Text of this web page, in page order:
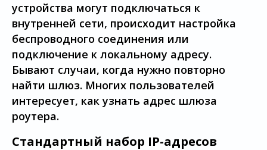
устройства могут подключаться к
внутренней сети, происходит настройка
беспроводного соединения или
подключение к локальному адресу.
Бывают случаи, когда нужно повторно
найти шлюз. Многих пользователей
интересует, как узнать адрес шлюза
роутера.
Стандартный набор IP-адресов